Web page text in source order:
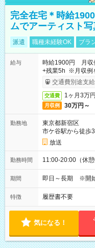
完全在宅＊時給
ムでアーティスト
派遣 職種未経験OK ブラ
給与
時給1900円 月収
+残業5h ※月収例
取りサービス利用
交通費別途支
交通費 1ヶ月3万
月収例 30万円～
勤務地
東京都新宿区
市ケ谷駅から徒歩
放送
勤務時間 11:00-20:00（休
期間 即日～長期 ※開
特徴 履歴書不要
気になる！